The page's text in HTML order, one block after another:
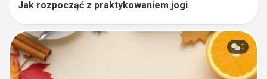
Jak rozpocząć z praktykowaniem jogi
0